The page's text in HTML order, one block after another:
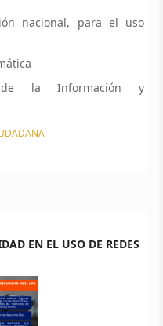
nacional, para el uso
de la Información y
EN EL USO DE REDES